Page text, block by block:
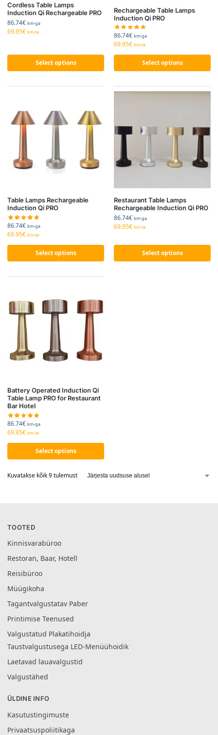
Cordless Table Lamps
Induction Qi Rechargeable PRO
86.74€ km-ga
69.95€ km-ta
Select options
Rechargeable Table Lamps
Induction Qi PRO
86.74€ km-ga
69.95€ km-ta
Select options
Table Lamps Rechargeable
Induction Qi PRO
86.74€ km-ga
69.95€ km-ta
Select options
Restaurant Table Lamps
Rechargeable Induction Qi PRO
86.74€ km-ga
69.95€ km-ta
Select options
Battery Operated Induction Qi
Table Lamp PRO for Restaurant
Bar Hotel
86.74€ km-ga
69.95€ km-ta
Select options
Kuvatakse kõik 9 tulemust
TOOTED
Kinnisvarabüroo
Restoran, Baar, Hotell
Reisibüroo
Müügikoha
Tagantvalgustatav Paber
Printimise Teenused
Valgustatud Plakatihoidja
Taustvalgustusega LED-Menüühoidik
Laetavad lauavalgustid
Valgustähed
ÜLDINE INFO
Kasutustingimuste
Privaatsuspoliitikaga